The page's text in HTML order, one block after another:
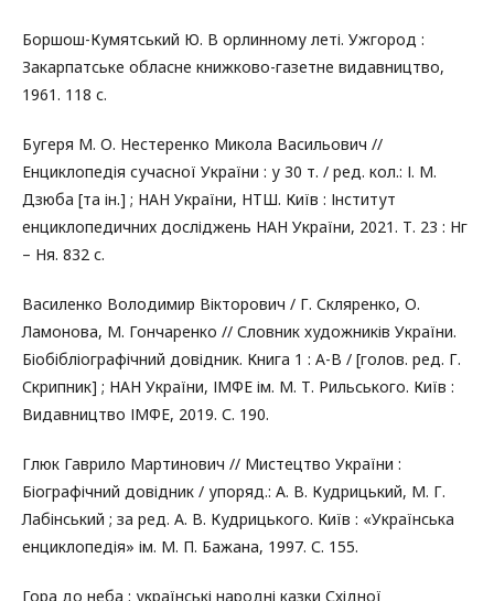
Боршош-Кумятський Ю. В орлинному леті. Ужгород :
Закарпатське обласне книжково-газетне видавництво,
1961. 118 с.
Бугеря М. О. Нестеренко Микола Васильович //
Енциклопедія сучасної України : у 30 т. / ред. кол.: І. М.
Дзюба [та ін.] ; НАН України, НТШ. Київ : Інститут
енциклопедичних досліджень НАН України, 2021. Т. 23 : Нг
– Ня. 832 с.
Василенко Володимир Вікторович / Г. Скляренко, О.
Ламонова, М. Гончаренко // Словник художників України.
Біобібліографічний довідник. Книга 1 : А-В / [голов. ред. Г.
Скрипник] ; НАН України, ІМФЕ ім. М. Т. Рильського. Київ :
Видавництво ІМФЕ, 2019. С. 190.
Глюк Гаврило Мартинович // Мистецтво України :
Біографічний довідник / упоряд.: А. В. Кудрицький, М. Г.
Лабінський ; за ред. А. В. Кудрицького. Київ : «Українська
енциклопедія» ім. М. П. Бажана, 1997. С. 155.
Гора до неба : українські народні казки Східної